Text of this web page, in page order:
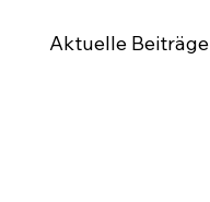
Aktuelle Beiträge